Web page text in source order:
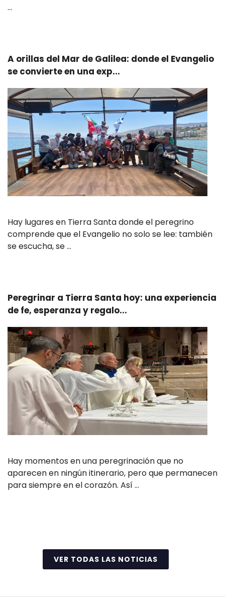
…
A orillas del Mar de Galilea: donde el Evangelio
se convierte en una exp...
Hay lugares en Tierra Santa donde el peregrino
comprende que el Evangelio no solo se lee: también
se escucha, se …
Peregrinar a Tierra Santa hoy: una experiencia
de fe, esperanza y regalo...
Hay momentos en una peregrinación que no
aparecen en ningún itinerario, pero que permanecen
para siempre en el corazón. Así …
VER TODAS LAS NOTICIAS